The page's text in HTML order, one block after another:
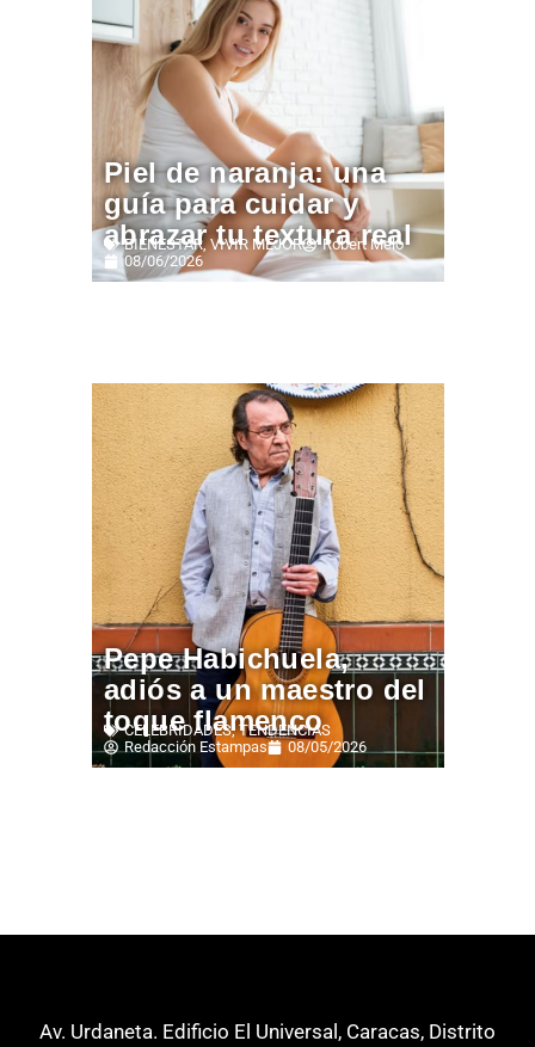
Piel de naranja: una
guía para cuidar y
abrazar tu textura real
BIENESTAR,VIVIR MEJOR
Robert Melo
08/06/2026
Pepe Habichuela,
adiós a un maestro del
toque flamenco
CELEBRIDADES,TENDENCIAS
Redacción Estampas
08/05/2026
Av. Urdaneta. Edificio El Universal, Caracas, Distrito